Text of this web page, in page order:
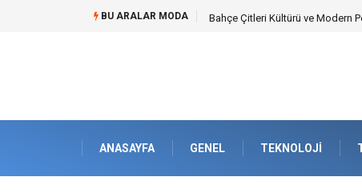
BU ARALAR MODA Komple Tır Taşımacılığı İle
ANASAYFA GENEL TEKNOLOJI